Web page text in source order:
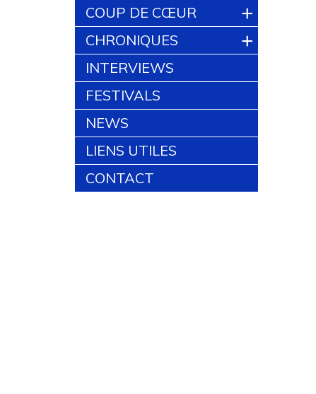
COUP DE CŒUR +
CHRONIQUES +
INTERVIEWS
FESTIVALS
NEWS
LIENS UTILES
CONTACT